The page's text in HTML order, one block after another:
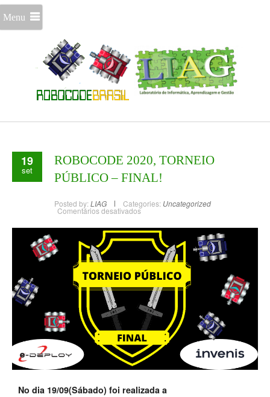
Menu
19
set
ROBOCODE 2020, TORNEIO
PÚBLICO – FINAL!
Posted by: LIAG Categories: Uncategorized
Comentários desativados
No dia 19/09(Sábado) foi realizada a